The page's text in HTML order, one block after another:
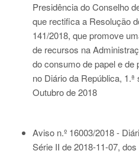
Presidência do Conselho
que rectifica a Resolução
141/2018, que promove
de recursos na
do consumo de papel e de
no Diário da República, 1.ª
Outubro de 2018
Aviso n.º 16003/2018 -
Série II de 2018-11-07,